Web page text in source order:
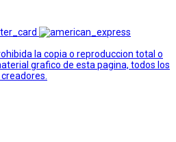
la copia o reproduccion total o
grafico de esta pagina, todos los